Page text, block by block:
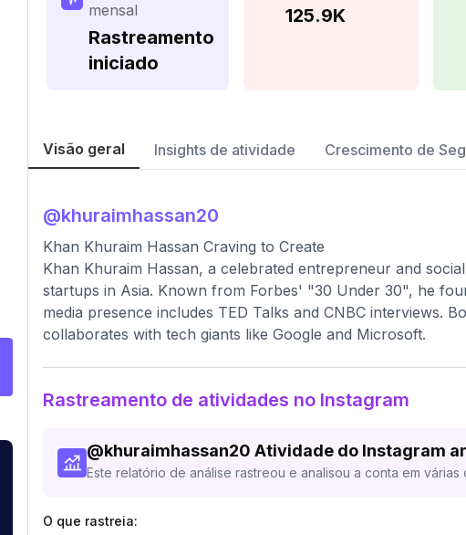
mensal
Rastreamento
iniciado
125.9K
Visão geral Insights de atividade Crescimento de
@khuraimhassan20
Khan Khuraim Hassan Craving to Create
Khan Khuraim Hassan, a celebrated entrepreneur and
startups in Asia. Known from Forbes' "30 Under 30", he
media presence includes TED Talks and CNBC interviews.
collaborates with tech giants like Google and Microsoft.
Rastreamento de atividades no Instagram
@khuraimhassan20 Atividade do Instagram
Este relatório de análise rastreou e analisou a conta em várias
O que rastreia: